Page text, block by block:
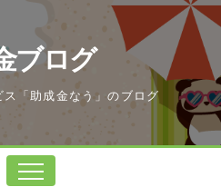
ブログ
「助成金なう」のブログ